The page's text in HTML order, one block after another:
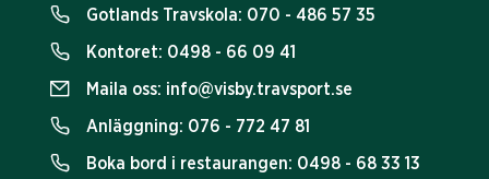
Gotlands Travskola: 070 - 486 57 35
Kontoret: 0498 - 66 09 41
Maila oss: info@visby.travsport.se
Anläggning: 076 - 772 47 81
Boka bord i restaurangen: 0498 - 68 33 13